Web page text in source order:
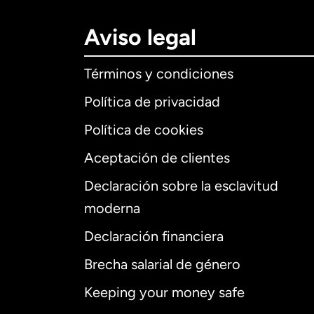
Aviso legal
Términos y condiciones
Política de privacidad
Política de cookies
Aceptación de clientes
Declaración sobre la esclavitud
moderna
Declaración financiera
Brecha salarial de género
Keeping your money safe
Internacional
Alemania